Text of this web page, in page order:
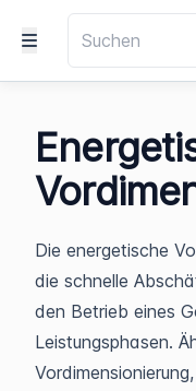
Die energetische
die schnelle
den Betrieb eines
Leistungsphasen.